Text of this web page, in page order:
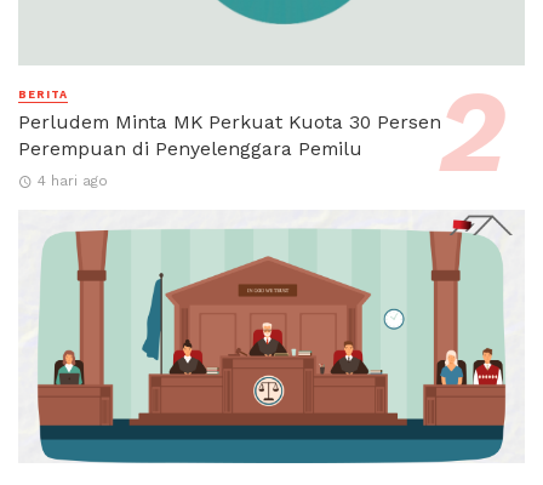
BERITA
Perludem Minta MK Perkuat Kuota 30 Persen
Perempuan di Penyelenggara Pemilu
4 hari ago